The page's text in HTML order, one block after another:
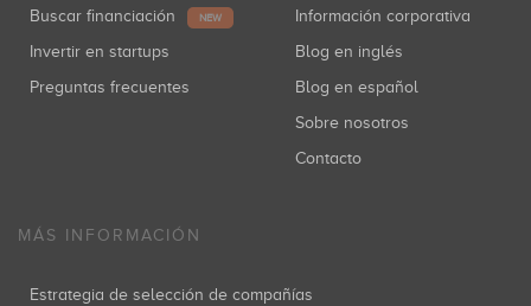
Buscar financiación NEW
Invertir en startups
Preguntas frecuentes
Información corporativa
Blog en inglés
Blog en español
Sobre nosotros
Contacto
MÁS INFORMACIÓN
Estrategia de selección de compañías